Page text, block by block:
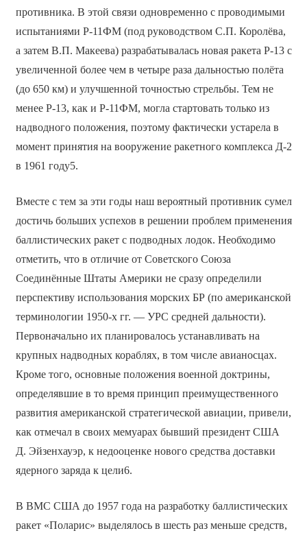
противника. В этой связи одновременно с проводимыми
испытаниями Р-11ФМ (под руководством С.П. Королёва,
а затем В.П. Макеева) разрабатывалась новая ракета Р-13 с
увеличенной более чем в четыре раза дальностью полёта
(до 650 км) и улучшенной точностью стрельбы. Тем не
менее Р-13, как и Р-11ФМ, могла стартовать только из
надводного положения, поэтому фактически устарела в
момент принятия на вооружение ракетного комплекса Д-2
в 1961 году5.
Вместе с тем за эти годы наш вероятный противник сумел
достичь больших успехов в решении проблем применения
баллистических ракет с подводных лодок. Необходимо
отметить, что в отличие от Советского Союза
Соединённые Штаты Америки не сразу определили
перспективу использования морских БР (по американской
терминологии 1950-х гг. — УРС средней дальности).
Первоначально их планировалось устанавливать на
крупных надводных кораблях, в том числе авианосцах.
Кроме того, основные положения военной доктрины,
определявшие в то время принцип преимущественного
развития американской стратегической авиации, привели,
как отмечал в своих мемуарах бывший президент США
Д. Эйзенхауэр, к недооценке нового средства доставки
ядерного заряда к цели6.
В ВМС США до 1957 года на разработку баллистических
ракет «Поларис» выделялось в шесть раз меньше средств,